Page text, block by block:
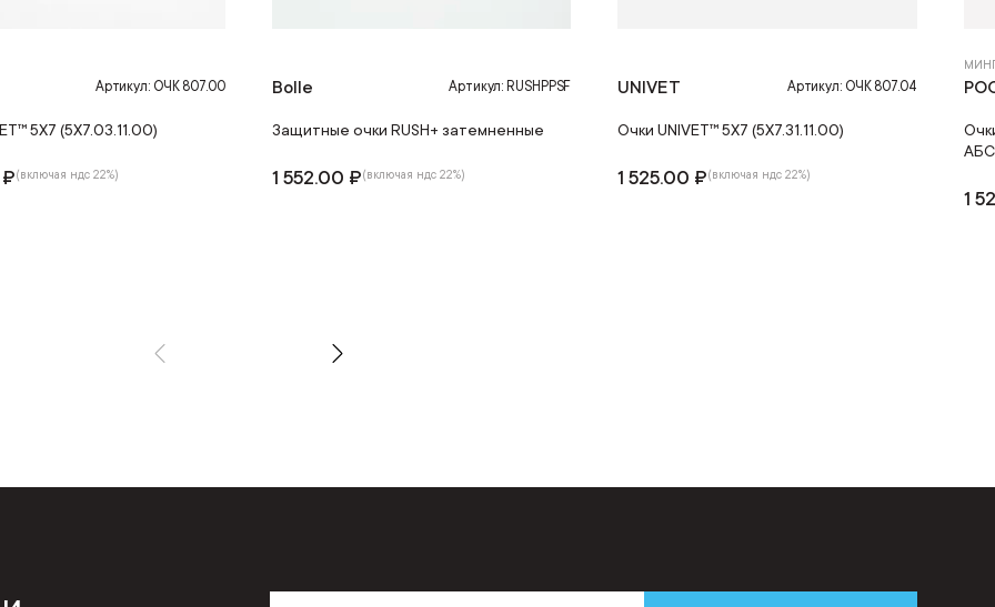
Артикул: ОЧК 807.00
5Х7 (5Х7.03.11.00)
₽(включая ндс 22%)
Bolle Артикул: RUSHPPSF
Защитные очки RUSH+ затемненные
1 552.00 ₽(включая ндс 22%)
UNIVET Артикул: ОЧК 807.04
Очки UNIVET™ 5Х7 (5X7.31.11.00)
1 525.00 ₽(включая ндс 22%)
1